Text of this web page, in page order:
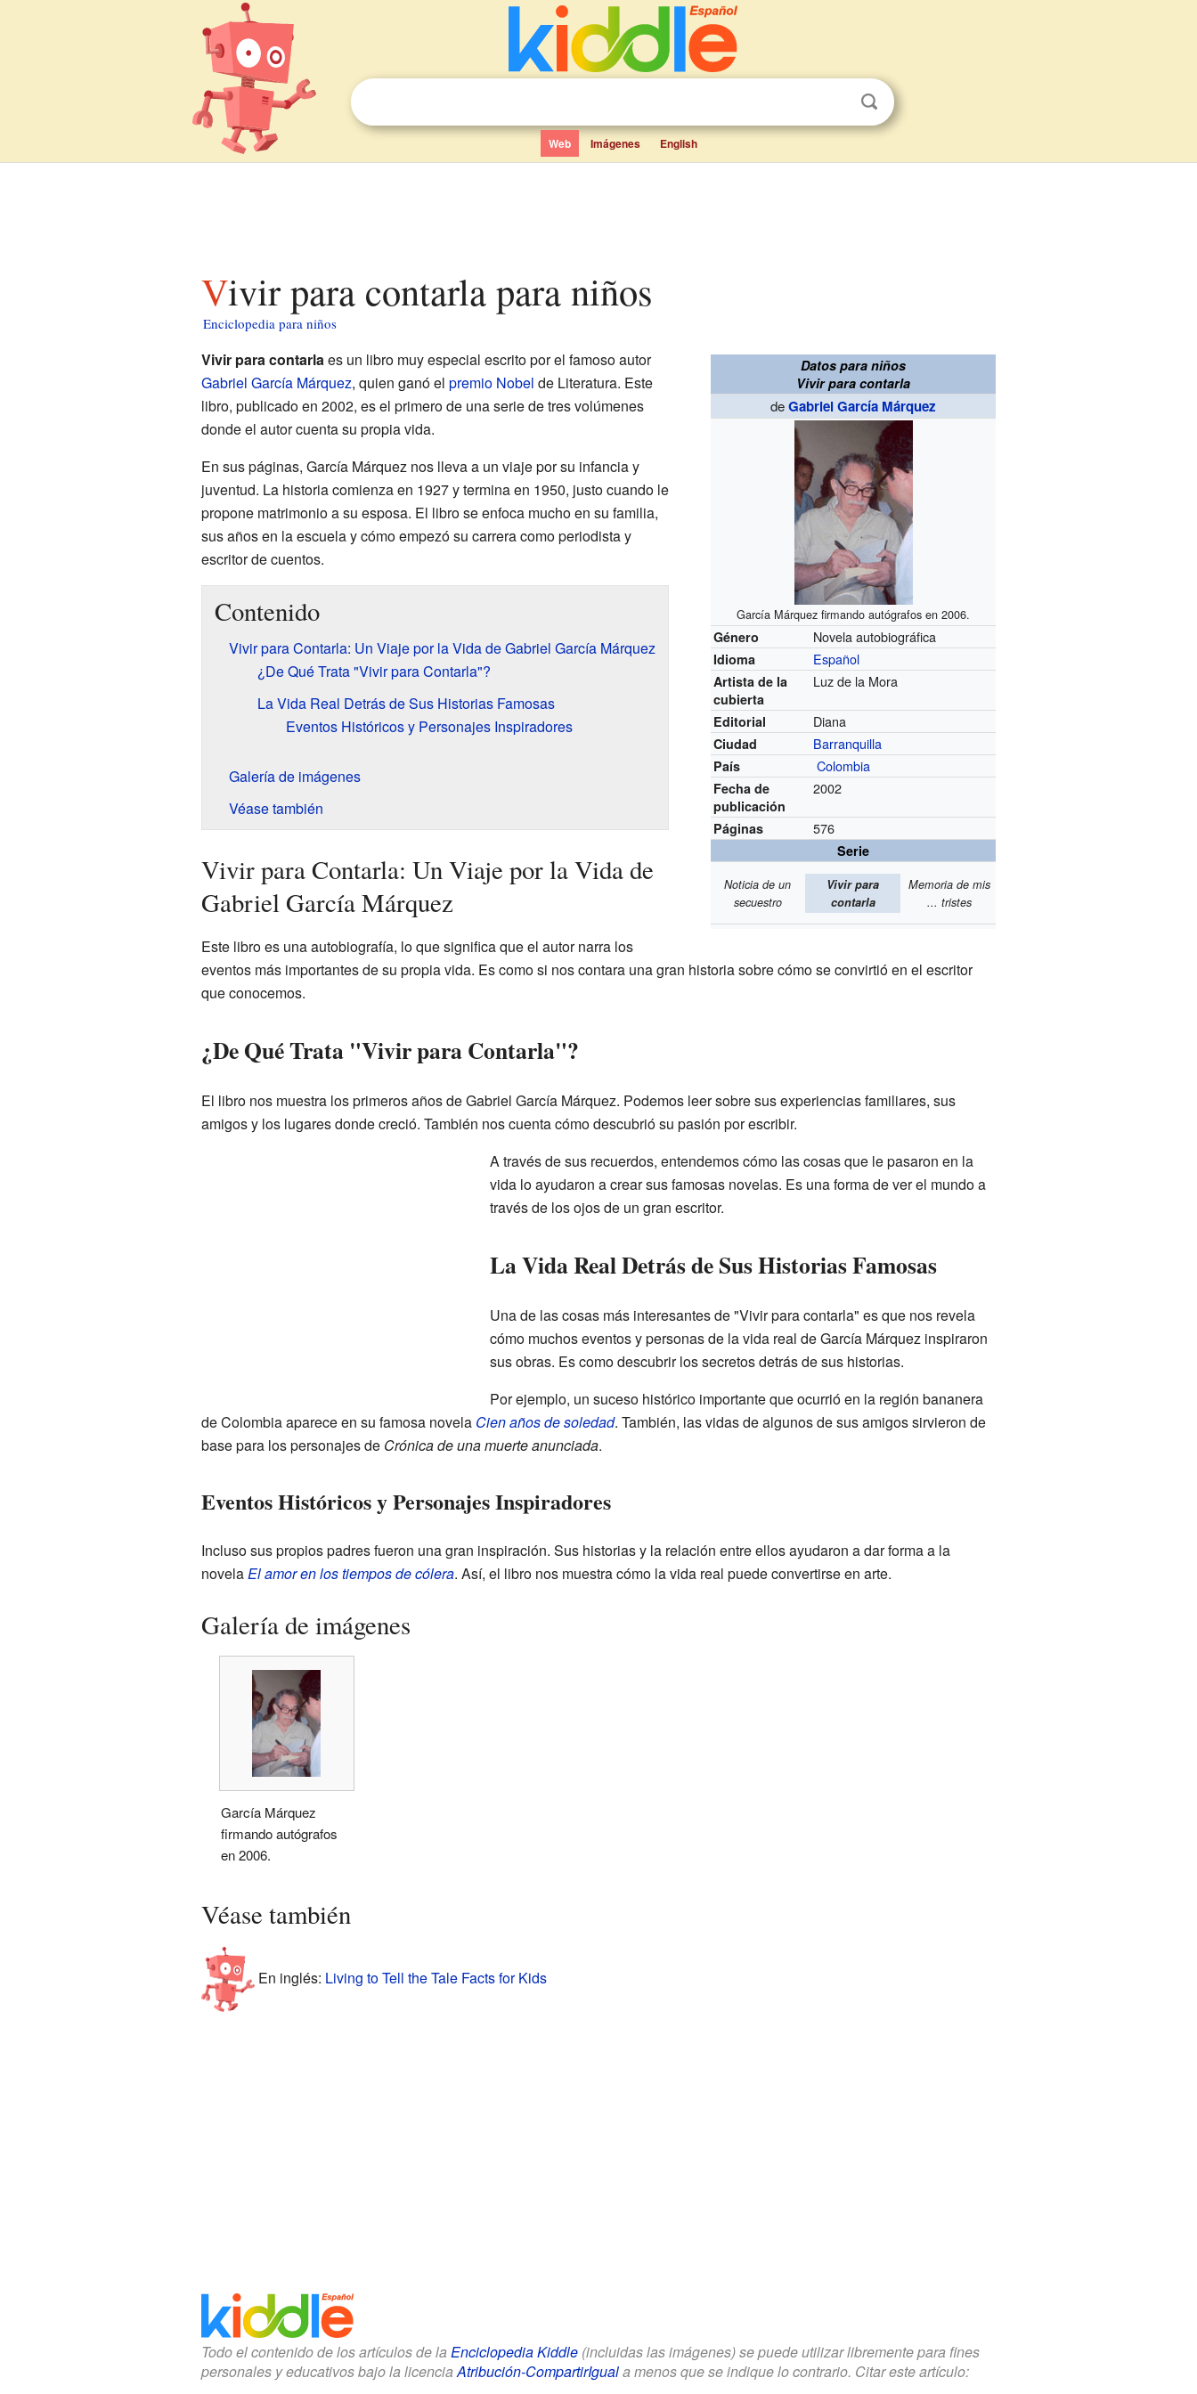
Web Imágenes English
Vivir para contarla para niños
Enciclopedia para niños
Datos para niños
Vivir para contarla
de Gabriel García Márquez
García Márquez firmando autógrafos en 2006.
Género Novela autobiográfica
Idioma Español
Artista de la
cubierta
Luz de la Mora
Editorial Diana
Ciudad Barranquilla
País Colombia
Fecha de
publicación
2002
Páginas 576
Serie
Noticia de un
secuestro
Vivir para
contarla
Memoria de mis
... tristes
Vivir para contarlaes un libro muy especial escrito por el famoso autor
Gabriel García Márquez, quien ganó el premio Nobel de Literatura. Este
libro, publicado en 2002, es el primero de una serie de tres volúmenes
donde el autor cuenta su propia vida.
En sus páginas, García Márquez nos lleva a un viaje por su infancia y
juventud. La historia comienza en 1927 y termina en 1950, justo cuando le
propone matrimonio a su esposa. El libro se enfoca mucho en su familia,
sus años en la escuela y cómo empezó su carrera como periodista y
escritor de cuentos.
Contenido
Vivir para Contarla: Un Viaje por la Vida de Gabriel García Márquez
¿De Qué Trata "Vivir para Contarla"?
La Vida Real Detrás de Sus Historias Famosas
Eventos Históricos y Personajes Inspiradores
Galería de imágenes
Véase también
Vivir para Contarla: Un Viaje por la Vida de
Gabriel García Márquez
Este libro es una autobiografía, lo que significa que el autor narra los
eventos más importantes de su propia vida. Es como si nos contara una gran historia sobre cómo se convirtió en el escritor
que conocemos.
¿De Qué Trata "Vivir para Contarla"?
El libro nos muestra los primeros años de Gabriel García Márquez. Podemos leer sobre sus experiencias familiares, sus
amigos y los lugares donde creció. También nos cuenta cómo descubrió su pasión por escribir.
A través de sus recuerdos, entendemos cómo las cosas que le pasaron en la
vida lo ayudaron a crear sus famosas novelas. Es una forma de ver el mundo a
través de los ojos de un gran escritor.
La Vida Real Detrás de Sus Historias Famosas
Una de las cosas más interesantes de "Vivir para contarla" es que nos revela
cómo muchos eventos y personas de la vida real de García Márquez inspiraron
sus obras. Es como descubrir los secretos detrás de sus historias.
Por ejemplo, un suceso histórico importante que ocurrió en la región bananera
de Colombia aparece en su famosa novela Cien años de soledad. También, las vidas de algunos de sus amigos sirvieron de
base para los personajes de Crónica de una muerte anunciada.
Eventos Históricos y Personajes Inspiradores
Incluso sus propios padres fueron una gran inspiración. Sus historias y la relación entre ellos ayudaron a dar forma a la
novelaEl amor en los tiempos de cólera. Así, el libro nos muestra cómo la vida real puede convertirse en arte.
Galería de imágenes
García Márquez
firmando autógrafos
en 2006.
Véase también
En inglés: Living to Tell the Tale Facts for Kids
Todo el contenido de los artículos de la Enciclopedia Kiddle(incluidas las imágenes) se puede utilizar libremente para fines
personales y educativos bajo la licencia Atribución-CompartirIguala menos que se indique lo contrario. Citar este artículo: